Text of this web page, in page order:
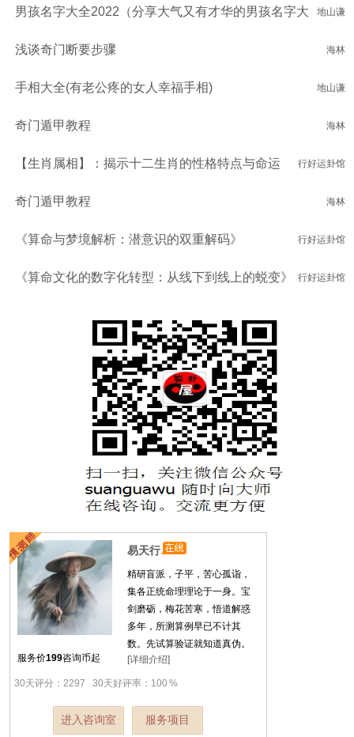
地山谦
男孩名字大全2022（分享大气又有才华的男孩名字大
海林
浅谈奇门断要步骤
地山谦
手相大全(有老公疼的女人幸福手相)
海林
奇门遁甲教程
行好运卦馆
【生肖属相】：揭示十二生肖的性格特点与命运
海林
奇门遁甲教程
行好运卦馆
《算命与梦境解析：潜意识的双重解码》
行好运卦馆
《算命文化的数字化转型：从线下到线上的蜕变》